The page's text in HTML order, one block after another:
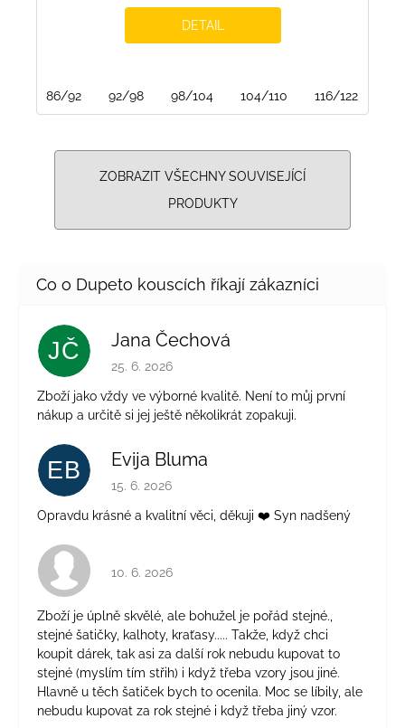
DETAIL
86/92 92/98 98/104 104/110 116/122
ZOBRAZIT VŠECHNY SOUVISEJÍCÍ
PRODUKTY
JČ Jana Čechová
Hodnocení obchodu je 5 z 5 hvězdiček.
25. 6. 2026
Zboží jako vždy ve výborné kvalitě. Není to můj první
nákup a určitě si jej ještě několikrát zopakuji.
EB Evija Bluma
Hodnocení obchodu je 5 z 5 hvězdiček.
15. 6. 2026
Opravdu krásné a kvalitní věci, děkuji ❤️ Syn nadšený
Hodnocení obchodu je 4 z 5 hvězdiček.
10. 6. 2026
Zboží je úplně skvělé, ale bohužel je pořád stejné.,
stejné šatičky, kalhoty, kraťasy..... Takže, když chci
koupit dárek, tak asi za další rok nebudu kupovat to
stejné (myslím tím střih) i když třeba vzory jsou jiné.
Hlavně u těch šatiček bych to ocenila. Moc se líbily, ale
nebudu kupovat za rok stejné i když třeba jiný vzor.